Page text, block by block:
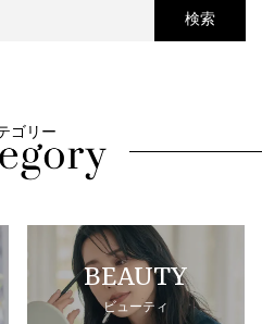
検索
ゴリー
BEAUTY
ビューティ